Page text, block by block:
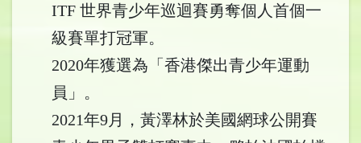
ITF 世界青少年巡迴賽勇奪個人首個一
級賽單打冠軍。
2020年獲選為「香港傑出青少年運動
員」。
2021年9月，黃澤林於美國網球公開賽